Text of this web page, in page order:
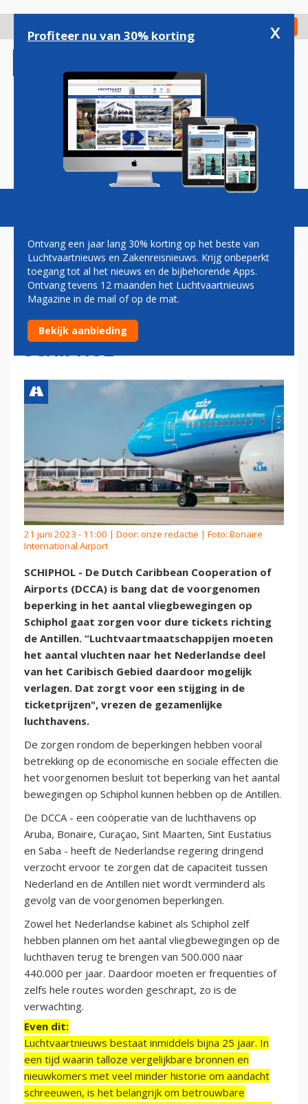
gaan
Check in
Magazine Podcasts Vacatures
CARIBISCHE LUCHTHAVENS
BANG VOOR DURE TICKETS
DOOR BEPERKINGEN
SCHIPHOL
21 juni 2023 - 11:00 | Door: onze redactie | Foto: Bonaire
International Airport
SCHIPHOL - De Dutch Caribbean Cooperation of
Airports (DCCA) is bang dat de voorgenomen
beperking in het aantal vliegbewegingen op
Schiphol gaat zorgen voor dure tickets richting
de Antillen. “Luchtvaartmaatschappijen moeten
het aantal vluchten naar het Nederlandse deel
van het Caribisch Gebied daardoor mogelijk
verlagen. Dat zorgt voor een stijging in de
ticketprijzen", vrezen de gezamenlijke
luchthavens.
De zorgen rondom de beperkingen hebben vooral
betrekking op de economische en sociale effecten die
het voorgenomen besluit tot beperking van het aantal
bewegingen op Schiphol kunnen hebben op de Antillen.
De DCCA - een coöperatie van de luchthavens op
Aruba, Bonaire, Curaçao, Sint Maarten, Sint Eustatius
en Saba - heeft de Nederlandse regering dringend
verzocht ervoor te zorgen dat de capaciteit tussen
Nederland en de Antillen niet wordt verminderd als
gevolg van de voorgenomen beperkingen.
Zowel het Nederlandse kabinet als Schiphol zelf
hebben plannen om het aantal vliegbewegingen op de
luchthaven terug te brengen van 500.000 naar
440.000 per jaar. Daardoor moeten er frequenties of
zelfs hele routes worden geschrapt, zo is de
verwachting.
Even dit:
Luchtvaartnieuws bestaat inmiddels bijna 25 jaar. In
een tijd waarin talloze vergelijkbare bronnen en
nieuwkomers met veel minder historie om aandacht
schreeuwen, is het belangrijk om betrouwbare
Profiteer nu van 30% korting x
Ontvang een jaar lang 30% korting op het beste van
Luchtvaartnieuws en Zakenreisnieuws. Krijg onbeperkt
toegang tot al het nieuws en de bijbehorende Apps.
Ontvang tevens 12 maanden het Luchtvaartnieuws
Magazine in de mail of op de mat.
Bekijk aanbieding